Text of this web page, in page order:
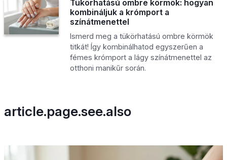
Tükörhatású ombre körmök: hogyan
kombináljuk a krómport a
színátmenettel
Ismerd meg a tükörhatású ombre körmök
titkát! Így kombinálhatod egyszerűen a
fémes krómport a lágy színátmenettel az
otthoni manikűr során.
article.page.see.also